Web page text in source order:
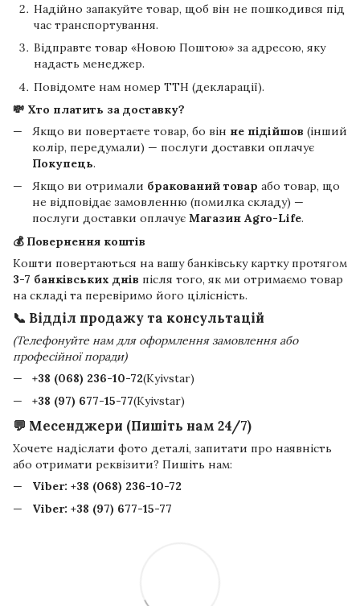
Надійно запакуйте товар, щоб він не пошкодився під
час транспортування.
Відправте товар «Новою Поштою» за адресою, яку
надасть менеджер.
Повідомте нам номер ТТН (декларації).
💸 Хто платить за доставку?
Якщо ви повертаєте товар, бо він не підійшов (інший
колір, передумали) — послуги доставки оплачує
Покупець.
Якщо ви отримали бракований товар або товар, що
не відповідає замовленню (помилка складу) —
послуги доставки оплачує Магазин Agro-Life.
💰 Повернення коштів
Кошти повертаються на вашу банківську картку протягом
3-7 банківських днів після того, як ми отримаємо товар
на складі та перевіримо його цілісність.
📞 Відділ продажу та консультацій
(Телефонуйте нам для оформлення замовлення або
професійної поради)
+38 (068) 236-10-72(Kyivstar)
+38 (97) 677-15-77(Kyivstar)
💬 Месенджери (Пишіть нам 24/7)
Хочете надіслати фото деталі, запитати про наявність
або отримати реквізити? Пишіть нам:
Viber: +38 (068) 236-10-72
Viber: +38 (97) 677-15-77